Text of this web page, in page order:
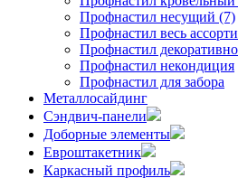
Профнастил несущий (7)
Профнастил весь
Профнастил
Профнастил некондиция
Профнастил для забора
Металлосайдинг
Сэндвич-панели
Доборные элементы
Евроштакетник
Каркасный профиль